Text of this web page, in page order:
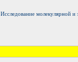
Исследование молекулярной и